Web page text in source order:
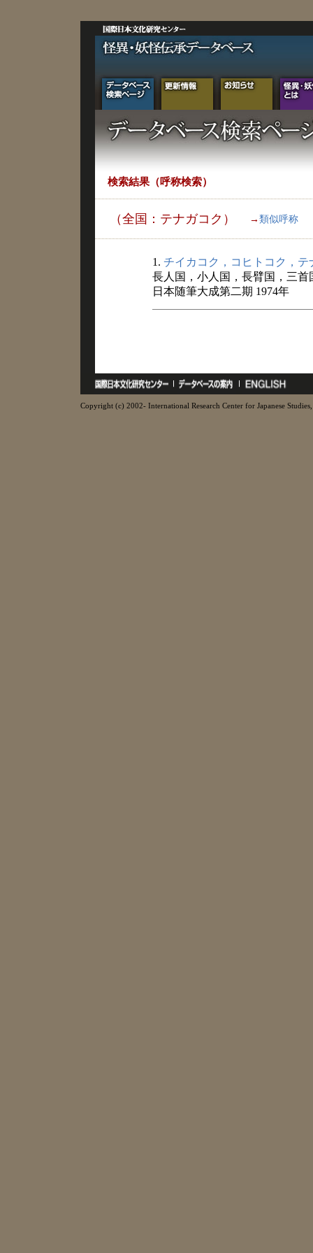
検索結果（呼称検索）
（全国：テナガコク） → 類似呼称
1. チイカコク，コヒトコク，
長人国，小人国，長臂国，三首
日本随筆大成第二期 1974年
Copyright (c) 2002- International Research Center for Japanese